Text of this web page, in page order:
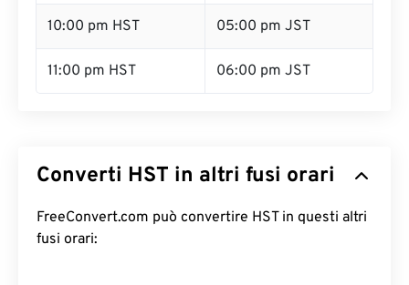
10:00 pm HST 05:00 pm JST
11:00 pm HST 06:00 pm JST
Converti HST in altri fusi orari
FreeConvert.com può convertire HST in questi altri
fusi orari: